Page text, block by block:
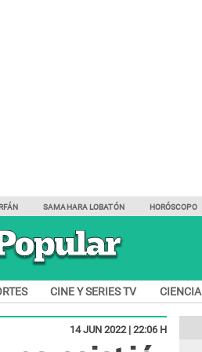
SAMAHARA LOBATÓN HORÓSCOPO
CINE Y SERIES TV CIENCIA
14 JUN 2022 | 22:06 H